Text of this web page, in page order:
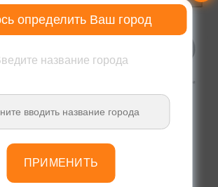
идеальный выбор
винтовых
определить Ваш город
название города
ПРИМЕНИТЬ